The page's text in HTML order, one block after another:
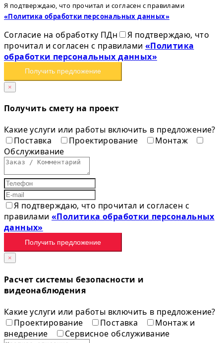
Я подтверждаю, что прочитал и согласен с правилами
«Политика обработки персональных данных»
Согласие на обработку ПДн
Я подтверждаю, что
прочитал и согласен с правилами «Политика
обработки персональных данных»
Получить предложение
×
Получить смету на проект
Какие услуги или работы включить в предложение?
Поставка
Проектирование
Монтаж
Обслуживание
Я подтверждаю, что прочитал и согласен с
правилами«Политика обработки персональных
данных»
Получить предложение
×
Расчет системы безопасности и
видеонаблюдения
Какие услуги или работы включить в предложение?
Проектирование
Поставка
Монтаж и
внедрение
Сервисное обслуживание